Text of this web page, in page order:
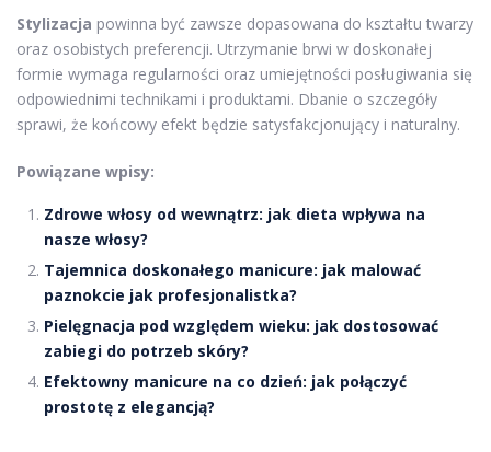
Stylizacja powinna być zawsze dopasowana do kształtu twarzy
oraz osobistych preferencji. Utrzymanie brwi w doskonałej
formie wymaga regularności oraz umiejętności posługiwania się
odpowiednimi technikami i produktami. Dbanie o szczegóły
sprawi, że końcowy efekt będzie satysfakcjonujący i naturalny.
Powiązane wpisy:
Zdrowe włosy od wewnątrz: jak dieta wpływa na
nasze włosy?
Tajemnica doskonałego manicure: jak malować
paznokcie jak profesjonalistka?
Pielęgnacja pod względem wieku: jak dostosować
zabiegi do potrzeb skóry?
Efektowny manicure na co dzień: jak połączyć
prostotę z elegancją?